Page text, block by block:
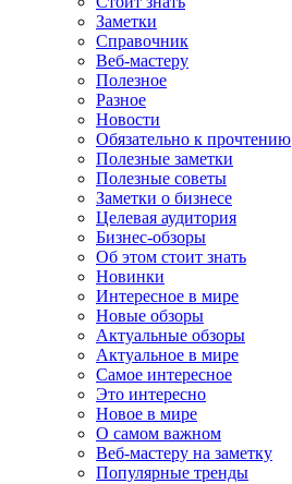
Заметки
Справочник
Веб-мастеру
Полезное
Разное
Новости
Обязательно к прочтению
Полезные заметки
Полезные советы
Заметки о бизнесе
Целевая аудитория
Бизнес-обзоры
Об этом стоит знать
Новинки
Интересное в мире
Новые обзоры
Актуальные обзоры
Актуальное в мире
Самое интересное
Это интересно
Новое в мире
О самом важном
Веб-мастеру на заметку
Популярные тренды